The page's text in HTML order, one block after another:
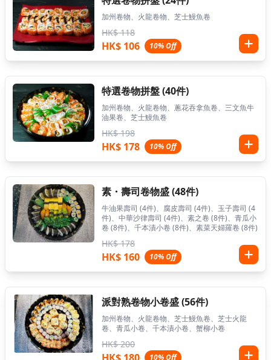
加州卷物、火龍卷物、芝士鰻魚卷
HK$ 118
HK$ 106 10% Off
特選卷物拼盤 (40件)
加州卷物、火龍卷物、蔥花吞拿魚卷、三文魚牛
油果卷、芝士鰻魚卷
HK$ 198
HK$ 178 10% Off
素・壽司卷物盛 (48件)
牛油果壽司 (4件)、腐皮壽司 (4件)、玉子壽司 (4
件)、中華沙律壽司 (4件)、素之卷 (8件)、青瓜小
卷 (8件)、千本漬小卷 (8件)、素菜天婦羅卷 (8件)
HK$ 178
HK$ 160 10% Off
派對熟卷物小卷盛 (56件)
加州卷物、火龍卷物、芝士鰻魚卷、芝士火龍
卷、青瓜小卷、千本漬小卷、蟹柳小卷
HK$ 200
10% Off